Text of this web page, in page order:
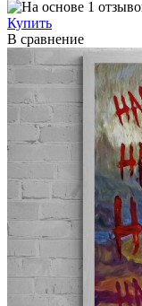
Купить
В сравнение